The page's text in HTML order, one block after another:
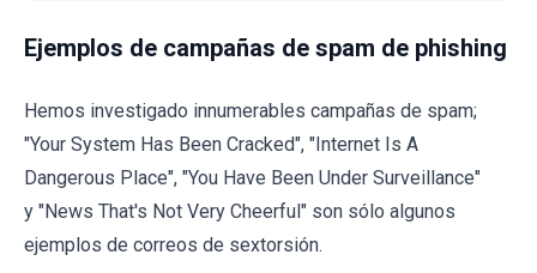
Ejemplos de campañas de spam de phishing
Hemos investigado innumerables campañas de spam;
"Your System Has Been Cracked", "Internet Is A
Dangerous Place", "You Have Been Under Surveillance"
y "News That's Not Very Cheerful" son sólo algunos
ejemplos de correos de sextorsión.